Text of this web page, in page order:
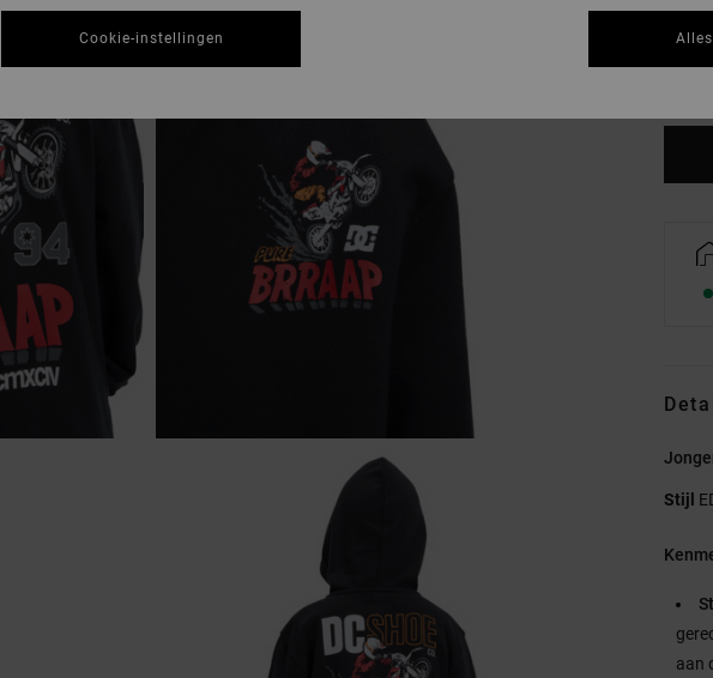
Stijl
aan
Cookie-instellingen